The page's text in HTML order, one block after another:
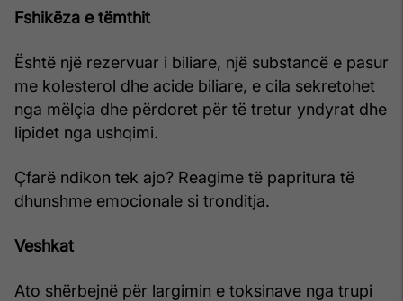
Fshikëza e tëmthit
Është një rezervuar i biliare, një substancë e pasur
me kolesterol dhe acide biliare, e cila sekretohet
nga mëlçia dhe përdoret për të tretur yndyrat dhe
lipidet nga ushqimi.
Çfarë ndikon tek ajo? Reagime të papritura të
dhunshme emocionale si tronditja.
Veshkat
Ato shërbejnë për largimin e toksinave nga trupi